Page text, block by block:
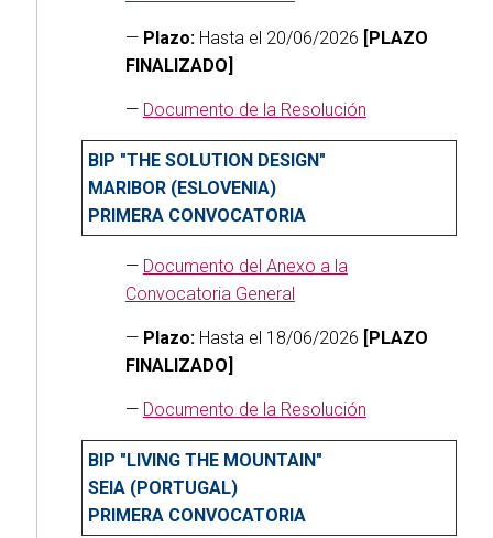
— Plazo:Hasta el 20/06/2026 [PLAZO
FINALIZADO]
— Documento de la Resolución
BIP "THE SOLUTION DESIGN"
MARIBOR (ESLOVENIA)
PRIMERA CONVOCATORIA
— Documento del Anexo a la
Convocatoria General
— Plazo:Hasta el 18/06/2026 [PLAZO
FINALIZADO]
— Documento de la Resolución
BIP "LIVING THE MOUNTAIN"
SEIA (PORTUGAL)
PRIMERA CONVOCATORIA